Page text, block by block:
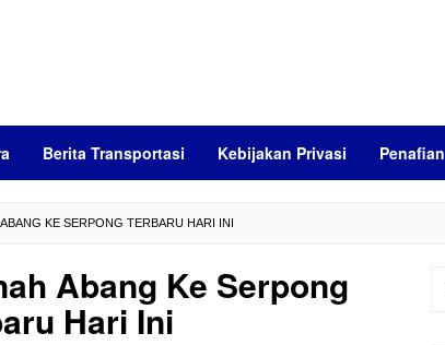
Berita Transportasi Kebijakan Privasi Penafian
KE SERPONG TERBARU HARI INI
Abang Ke Serpong
Hari Ini